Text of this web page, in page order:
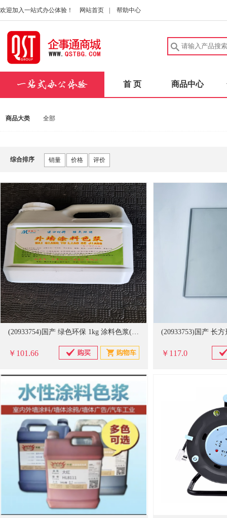
欢迎加入一站式办公体验！ 网站首页 帮助中心
首 页 商品中心
商品大类 全部
综合排序 销量 价格 评价
(20933754)国产 绿色环保 1kg 涂料色浆(单位：瓶)
￥101.66 ￥117.0